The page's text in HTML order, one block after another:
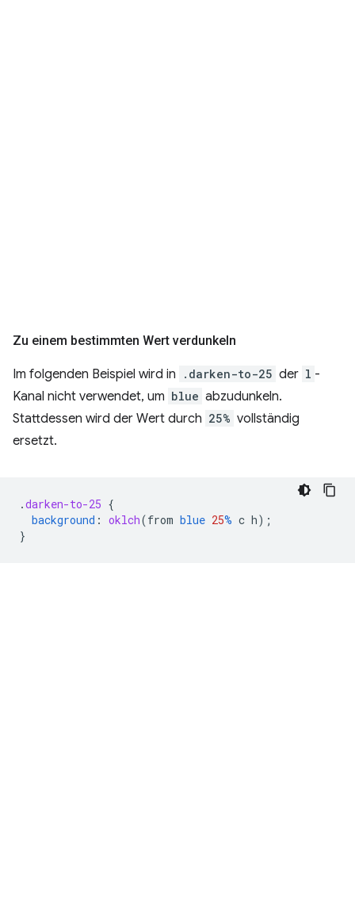
Zu einem bestimmten Wert verdunkeln
Im folgenden Beispiel wird in .darken-to-25 der l -
Kanal nicht verwendet, um blue abzudunkeln.
Stattdessen wird der Wert durch 25% vollständig
ersetzt.
.darken-to-25 {
background : oklch(from blue 25% c h);
}